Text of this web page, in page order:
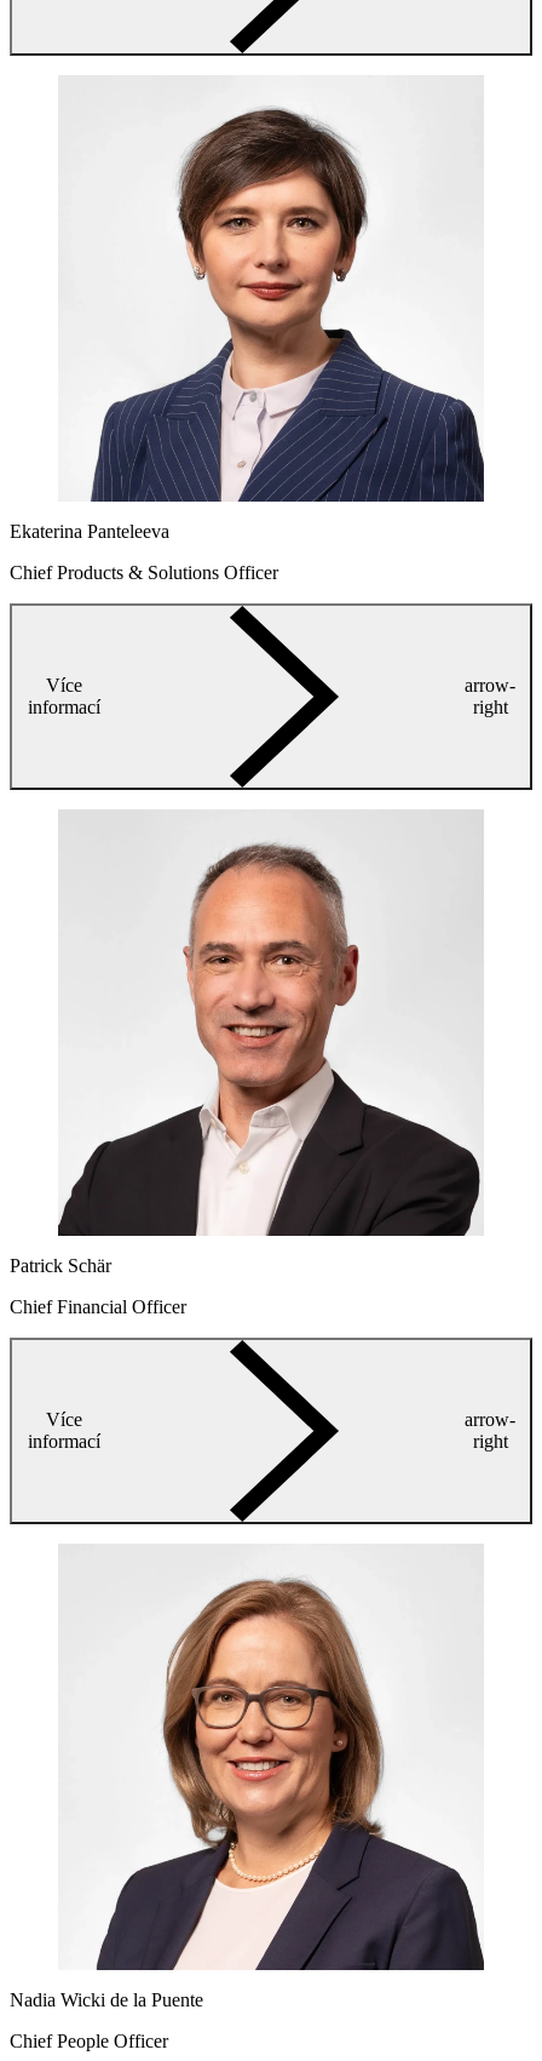
Ekaterina Panteleeva
Chief Products & Solutions Officer
Více
informací
arrow-
right
Patrick Schär
Chief Financial Officer
Více
informací
arrow-
right
Nadia Wicki de la Puente
Chief People Officer